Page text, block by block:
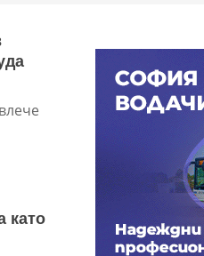
като